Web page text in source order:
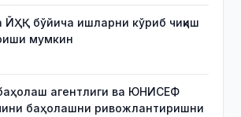
ЙҲҚ бўйича ишларни кўриб чиқиш
мумкин
агентлиги ва ЮНИСЕФ
баҳолашни ривожлантиришни